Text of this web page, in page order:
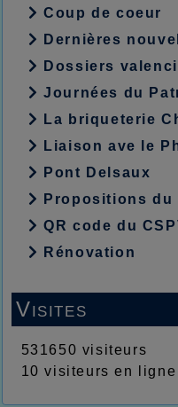
Coup de coeur
Dernières
Dossiers
Journées du
La briqueterie
Liaison ave le
Pont Delsaux
Propositions du
QR code du
Rénovation
Visites
531650 visiteurs
10 visiteurs en ligne